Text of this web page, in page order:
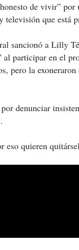
de vivir” por
televisión que está
sancionó a Lilly
participar en el
pero la
denunciar
eso quieren